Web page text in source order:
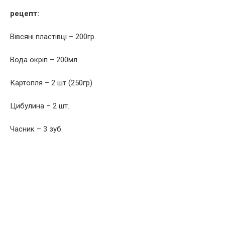
рецепт:
Вівсяні пластівці – 200гр.
Вода окріп – 200мл.
Картопля – 2 шт (250гр)
Цибулина – 2 шт.
Часник – 3 зуб.